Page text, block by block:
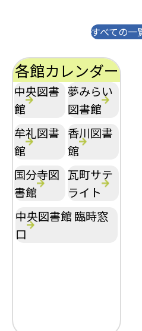
すべての一
各館カレンダー
中央図書
館
夢みらい
図書館
牟礼図書
館
香川図書
館
国分寺図
書館
瓦町サテ
ライト
中央図書館 臨時窓
口